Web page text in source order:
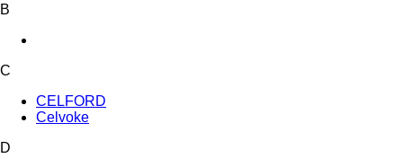
B
C
CELFORD
Celvoke
D